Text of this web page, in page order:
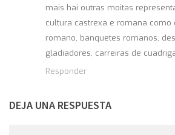
mais hai outras moitas
cultura castrexa e romana como
romano, banquetes romanos,
gladiadores, carreiras de
Responder
DEJA UNA RESPUESTA